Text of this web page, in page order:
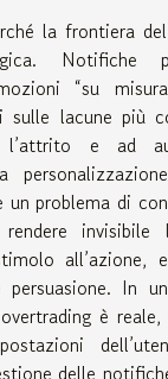
la frontiera
Notifiche
“su
sulle lacune più
e ad
un problema di
all’azione,
In
è